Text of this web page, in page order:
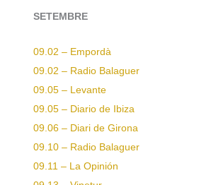
SETEMBRE
09.02 – Empordà
09.02 – Radio Balaguer
09.05 – Levante
09.05 – Diario de Ibiza
09.06 – Diari de Girona
09.10 – Radio Balaguer
09.11 – La Opinión